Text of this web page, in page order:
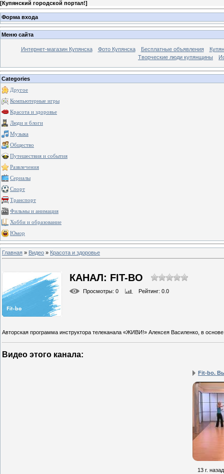
[Купянский городской портал!]
Форма входа
Меню сайта
Интернет-магазин Купянска Фото Купянска Бесплатные объявления
Творческие люди купянщины
Categories
Другое
Компьютерные игры
Красота и здоровье
Люди и блоги
Музыка
Общество
Путешествия и события
Развлечения
Сериалы
Спорт
Транспорт
Фильмы и анимация
Хобби и образование
Юмор
Главная » Видео » Красота и здоровье
КАНАЛ: FIT-BO
Просмотры: 0 Рейтинг: 0.0
Авторская программа инструктора телеканала «ЖИВИ!» Алексея Василенко, в
Видео этого канала:
Fit-bo.
13 г. назад